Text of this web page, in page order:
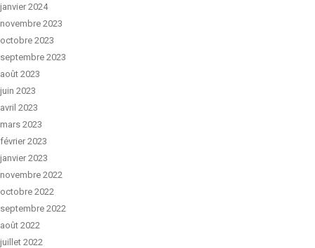
janvier 2024
novembre 2023
octobre 2023
septembre 2023
août 2023
juin 2023
avril 2023
mars 2023
février 2023
janvier 2023
novembre 2022
octobre 2022
septembre 2022
août 2022
juillet 2022